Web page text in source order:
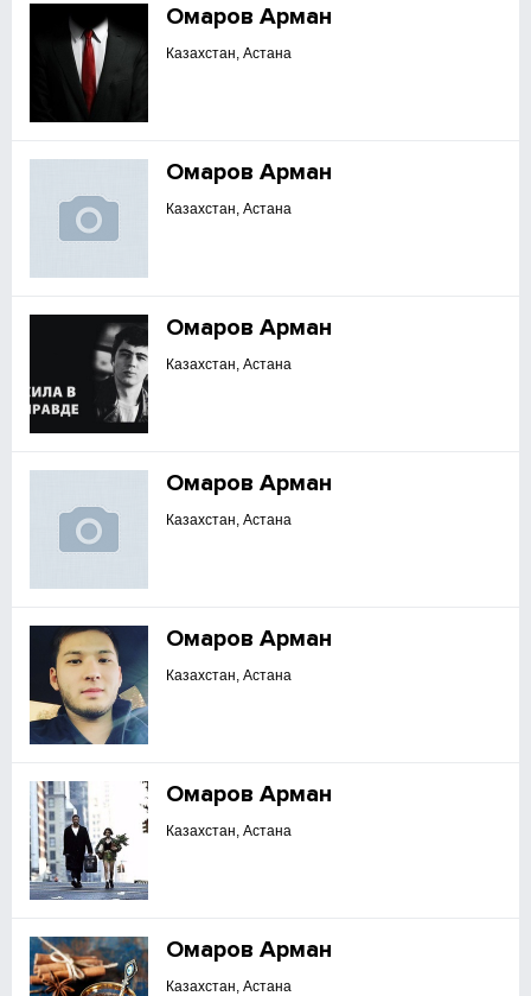
Омаров Арман
Казахстан, Астана
Омаров Арман
Казахстан, Астана
Омаров Арман
Казахстан, Астана
Омаров Арман
Казахстан, Астана
Омаров Арман
Казахстан, Астана
Омаров Арман
Казахстан, Астана
Омаров Арман
Казахстан, Астана